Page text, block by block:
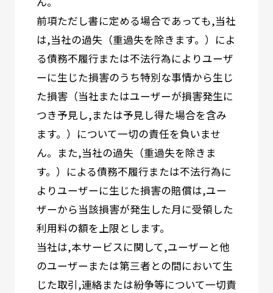
前項ただし書に定める場合であっても,当社
は,当社の過失（重過失を除きます。）によ
る債務不履行または不法行為によりユーザ
ーに生じた損害のうち特別な事情から生じ
た損害（当社またはユーザーが損害発生に
つき予見し,または予見し得た場合を含み
ます。）について一切の責任を負いませ
ん。また,当社の過失（重過失を除きま
す。）による債務不履行または不法行為に
よりユーザーに生じた損害の賠償は,ユー
ザーから当該損害が発生した月に受領した
利用料の額を上限とします。
当社は,本サービスに関して,ユーザーと他
のユーザーまたは第三者との間において生
じた取引,連絡または紛争等について一切責